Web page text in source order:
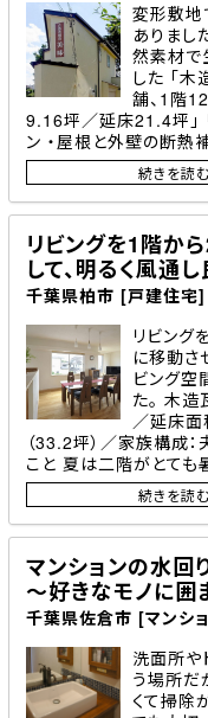
変形敷地
ありまし
然素材で
した 「
舗、1階
9.16坪／延床21.4坪」
ン ・屋根と外壁の断熱
続きを読む
リビングを1階か
して、明るく風通し
千葉県柏市 [戸建住宅]
リビング
に移動さ
ビング空
た。 木
／延床面
（33.2坪）／家族構成
こと 夏は二階がとても
続きを読む
マンションの水回
～好きなモノに囲
千葉県佐倉市 [マンシ
洗面所や
う場所だ
くて掃除